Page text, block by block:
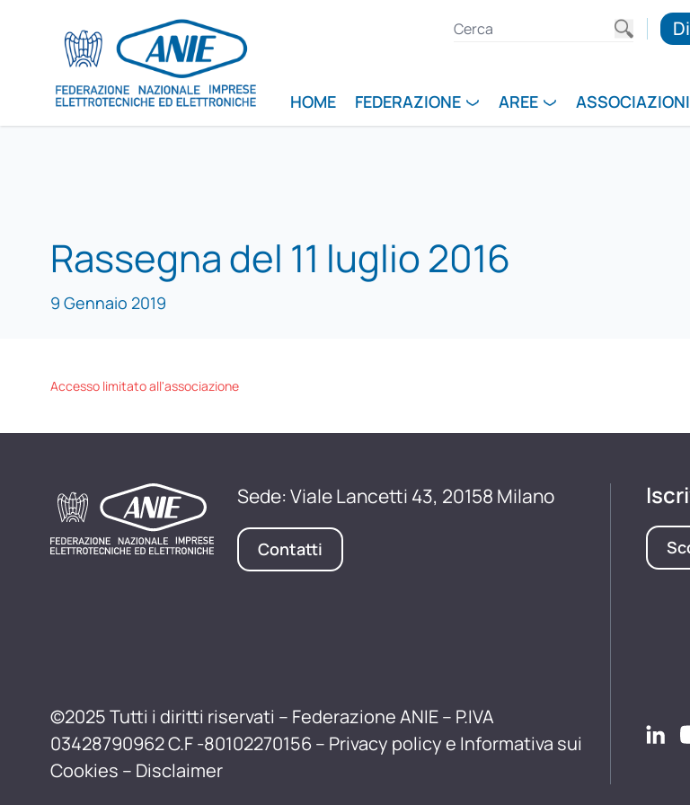
HOME FEDERAZIONE AREE ASSOCIAZIONI
Rassegna del 11 luglio 2016
9 Gennaio 2019
Accesso limitato all'associazione
Sede: Viale Lancetti 43, 20158 Milano
Contatti
©2025 Tutti i diritti riservati – Federazione ANIE – P.IVA
03428790962 C.F -80102270156 – Privacy policy e Informativa sui
Cookies – Disclaimer